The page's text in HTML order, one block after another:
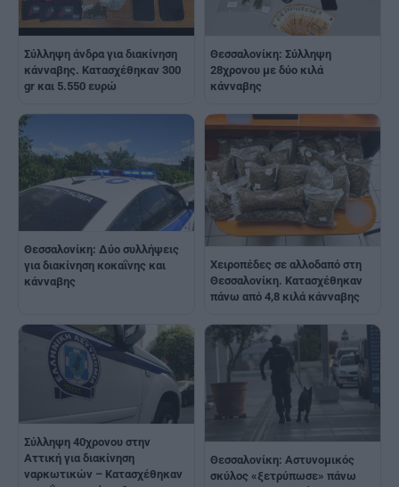
Σύλληψη άνδρα για διακίνηση
κάνναβης. Κατασχέθηκαν 300
gr και 5.550 ευρώ
Θεσσαλονίκη: Σύλληψη
28χρονου με δύο κιλά
κάνναβης
Θεσσαλονίκη: Δύο συλλήψεις
για διακίνηση κοκαΐνης και
κάνναβης
Χειροπέδες σε αλλοδαπό στη
Θεσσαλονίκη. Κατασχέθηκαν
πάνω από 4,8 κιλά κάνναβης
Σύλληψη 40χρονου στην
Αττική για διακίνηση
ναρκωτικών – Κατασχέθηκαν
Θεσσαλονίκη: Αστυνομικός
σκύλος «ξετρύπωσε» πάνω